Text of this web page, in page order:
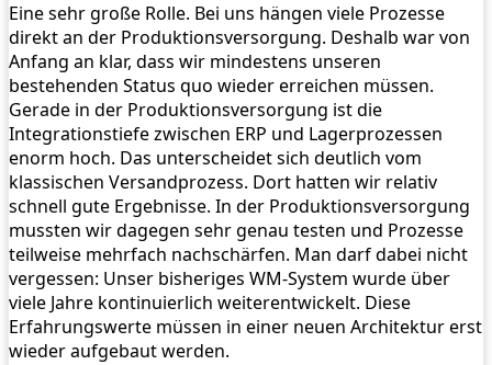
Eine sehr große Rolle. Bei uns hängen viele Prozesse
direkt an der Produktionsversorgung. Deshalb war von
Anfang an klar, dass wir mindestens unseren
bestehenden Status quo wieder erreichen müssen.
Gerade in der Produktionsversorgung ist die
Integrationstiefe zwischen ERP und Lagerprozessen
enorm hoch. Das unterscheidet sich deutlich vom
klassischen Versandprozess. Dort hatten wir relativ
schnell gute Ergebnisse. In der Produktionsversorgung
mussten wir dagegen sehr genau testen und Prozesse
teilweise mehrfach nachschärfen. Man darf dabei nicht
vergessen: Unser bisheriges WM-System wurde über
viele Jahre kontinuierlich weiterentwickelt. Diese
Erfahrungswerte müssen in einer neuen Architektur erst
wieder aufgebaut werden.